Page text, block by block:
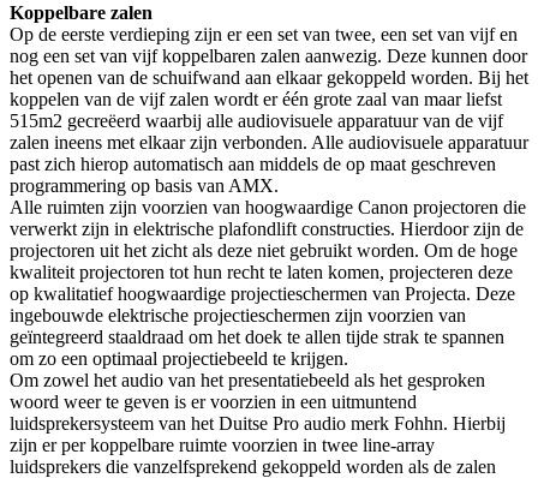
Koppelbare zalen
Op de eerste verdieping zijn er een set van twee, een set van vijf en
nog een set van vijf koppelbaren zalen aanwezig. Deze kunnen door
het openen van de schuifwand aan elkaar gekoppeld worden. Bij het
koppelen van de vijf zalen wordt er één grote zaal van maar liefst
515m2 gecreëerd waarbij alle audiovisuele apparatuur van de vijf
zalen ineens met elkaar zijn verbonden. Alle audiovisuele apparatuur
past zich hierop automatisch aan middels de op maat geschreven
programmering op basis van AMX.
Alle ruimten zijn voorzien van hoogwaardige Canon projectoren die
verwerkt zijn in elektrische plafondlift constructies. Hierdoor zijn de
projectoren uit het zicht als deze niet gebruikt worden. Om de hoge
kwaliteit projectoren tot hun recht te laten komen, projecteren deze
op kwalitatief hoogwaardige projectieschermen van Projecta. Deze
ingebouwde elektrische projectieschermen zijn voorzien van
geïntegreerd staaldraad om het doek te allen tijde strak te spannen
om zo een optimaal projectiebeeld te krijgen.
Om zowel het audio van het presentatiebeeld als het gesproken
woord weer te geven is er voorzien in een uitmuntend
luidsprekersysteem van het Duitse Pro audio merk Fohhn. Hierbij
zijn er per koppelbare ruimte voorzien in twee line-array
luidsprekers die vanzelfsprekend gekoppeld worden als de zalen